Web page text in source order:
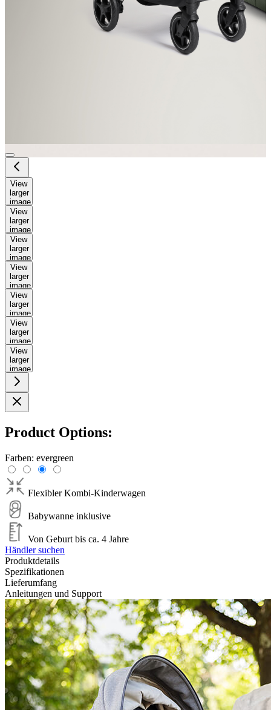
View
larger
image
View
larger
image
View
larger
image
View
larger
image
View
larger
image
View
larger
image
View
larger
image
Product Options:
Farben: evergreen
Flexibler Kombi-Kinderwagen
Babywanne inklusive
Von Geburt bis ca. 4 Jahre
Händler suchen
Produktdetails
Spezifikationen
Lieferumfang
Anleitungen und Support